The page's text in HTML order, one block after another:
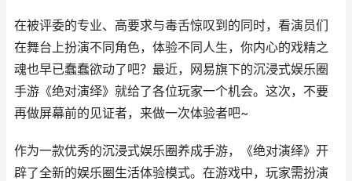
在被评委的专业、高要求与毒舌惊叹到的同时，看演员们
在舞台上扮演不同角色，体验不同人生，你内心的戏精之
魂也早已蠢蠢欲动了吧？最近，网易旗下的沉浸式娱乐圈
手游《绝对演绎》就给了各位玩家一个机会。这次，不要
再做屏幕前的见证者，来做一次体验者吧~
作为一款优秀的沉浸式娱乐圈养成手游，《绝对演绎》开
辟了全新的娱乐圈生活体验模式。在游戏中，玩家需扮演